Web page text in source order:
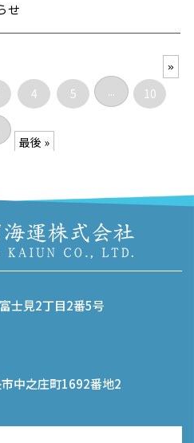
せ
4 5 ... 10
»
最後 »
士見2丁目2番5号
中之庄町1692番地2